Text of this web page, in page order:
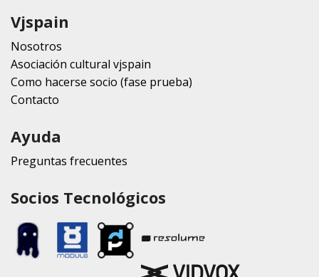
Vjspain
Nosotros
Asociación cultural vjspain
Como hacerse socio (fase prueba)
Contacto
Ayuda
Preguntas frecuentes
Socios Tecnológicos